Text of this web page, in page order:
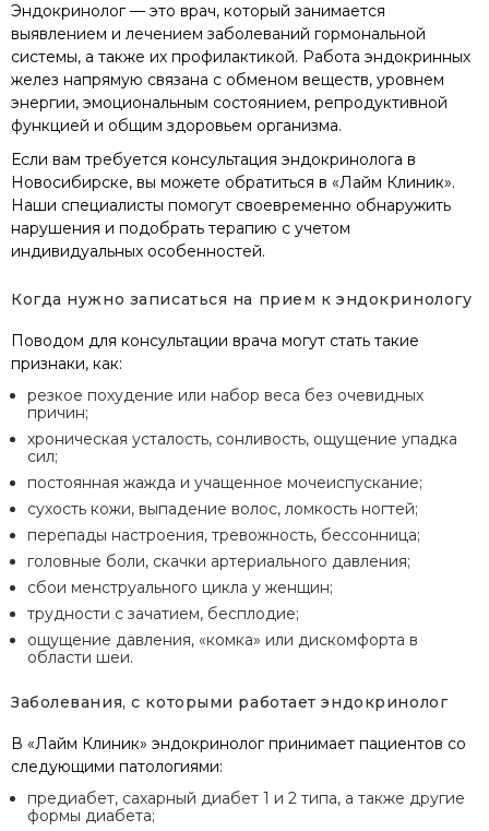
Эндокринолог — это врач, который занимается
выявлением и лечением заболеваний гормональной
системы, а также их профилактикой. Работа эндокринных
желез напрямую связана с обменом веществ, уровнем
энергии, эмоциональным состоянием, репродуктивной
функцией и общим здоровьем организма.
Если вам требуется консультация эндокринолога в
Новосибирске, вы можете обратиться в «Лайм Клиник».
Наши специалисты помогут своевременно обнаружить
нарушения и подобрать терапию с учетом
индивидуальных особенностей.
Когда нужно записаться на прием к эндокринологу
Поводом для консультации врача могут стать такие
признаки, как:
резкое похудение или набор веса без очевидных
причин;
хроническая усталость, сонливость, ощущение упадка
сил;
постоянная жажда и учащенное мочеиспускание;
сухость кожи, выпадение волос, ломкость ногтей;
перепады настроения, тревожность, бессонница;
головные боли, скачки артериального давления;
сбои менструального цикла у женщин;
трудности с зачатием, бесплодие;
ощущение давления, «комка» или дискомфорта в
области шеи.
Заболевания, с которыми работает эндокринолог
В «Лайм Клиник» эндокринолог принимает пациентов со
следующими патологиями:
предиабет, сахарный диабет 1 и 2 типа, а также другие
формы диабета;